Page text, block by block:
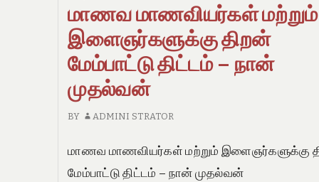
மாணவ மாணவியர்கள் மற்றும்
இளைஞர்களுக்கு திறன்
மேம்பாட்டு திட்டம் – நான்
முதல்வன்
BY ADMINI STRATOR
மாணவ மாணவியர்கள் மற்றும் இளைஞர்களுக்கு
மேம்பாட்டு திட்டம் – நான் முதல்வன்